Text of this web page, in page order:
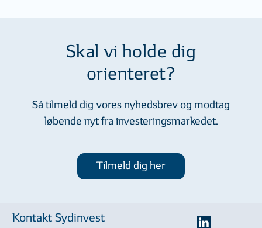
Skal vi holde dig
orienteret?
Så tilmeld dig vores nyhedsbrev og modtag
løbende nyt fra investeringsmarkedet.
Tilmeld dig her
Kontakt Sydinvest